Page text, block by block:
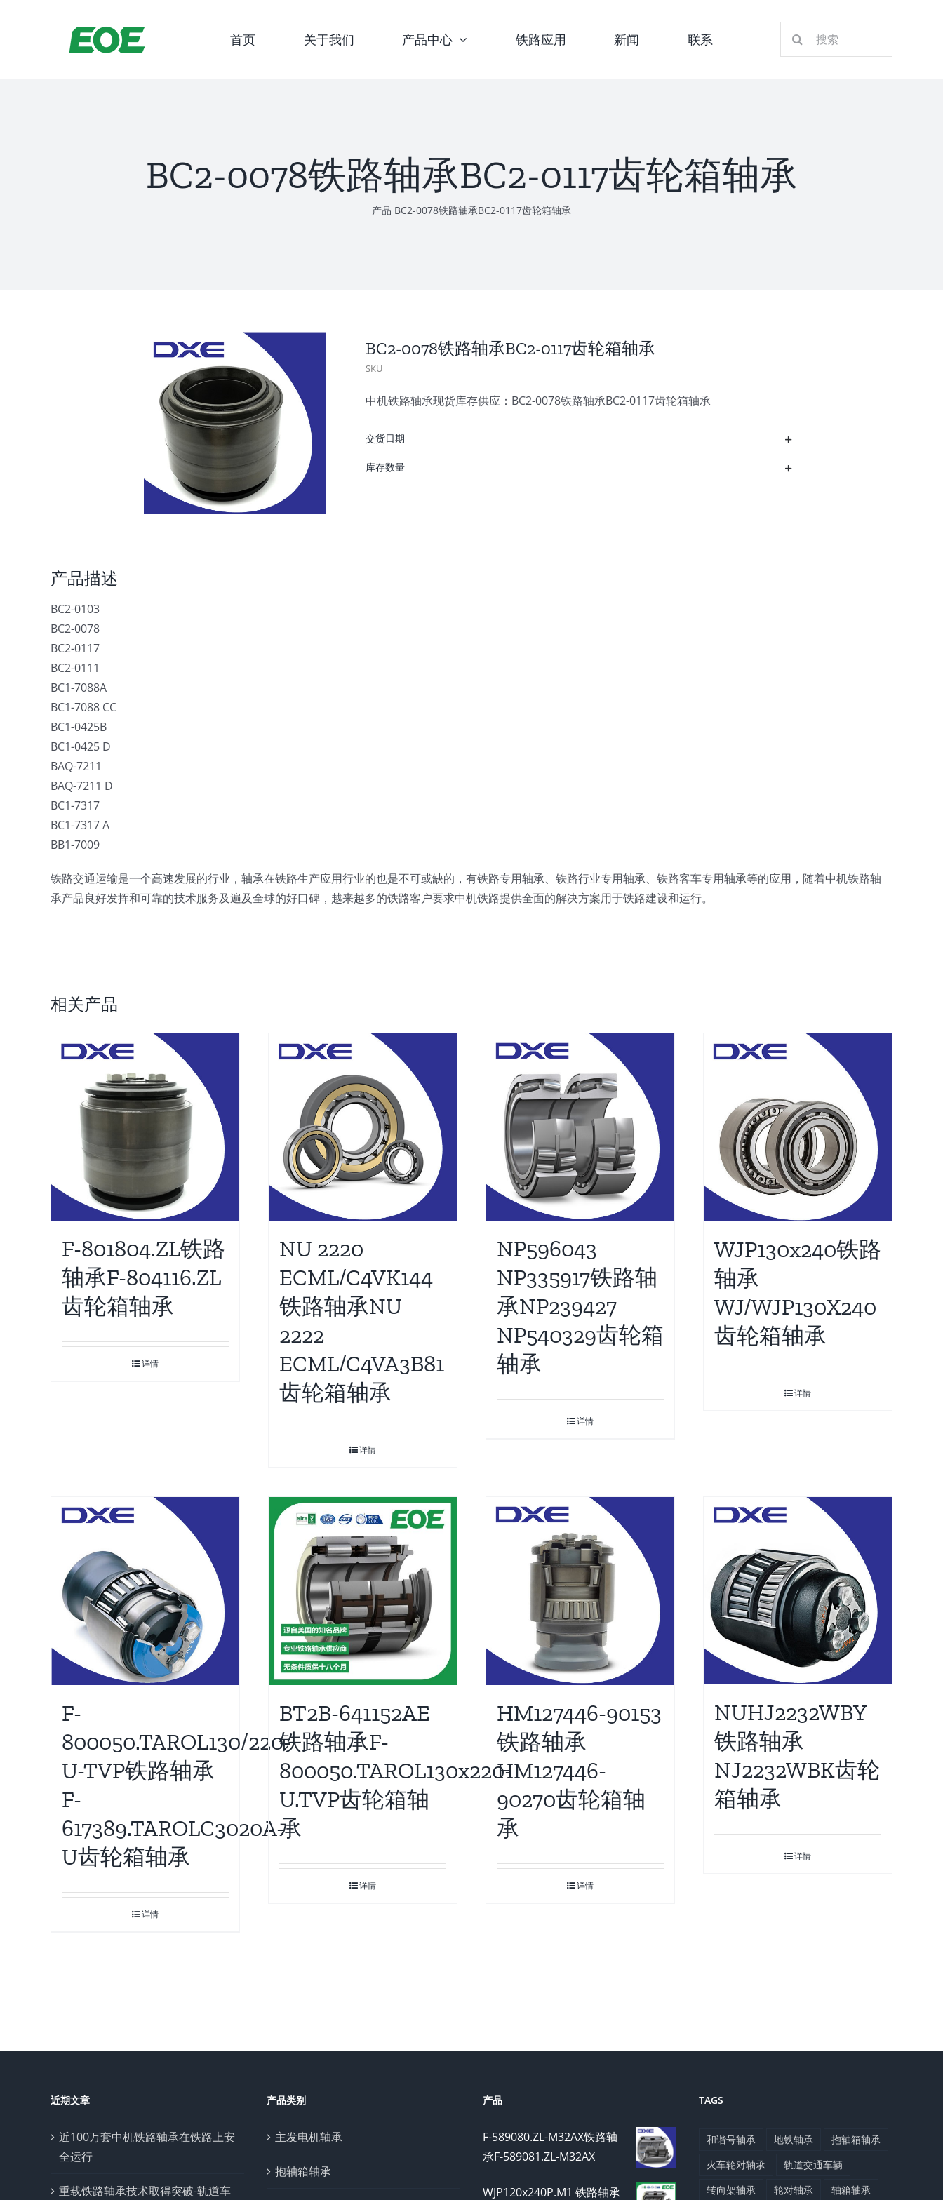
首页 关于我们 产品中心 铁路应用 新闻 联系
BC2-0078铁路轴承BC2-0117齿轮箱轴承
产品 BC2-0078铁路轴承BC2-0117齿轮箱轴承
BC2-0078铁路轴承BC2-0117齿轮箱轴承
SKU
中机铁路轴承现货库存供应：BC2-0078铁路轴承BC2-0117齿轮箱轴承
交货日期
库存数量
产品描述
BC2-0103
BC2-0078
BC2-0117
BC2-0111
BC1-7088A
BC1-7088 CC
BC1-0425B
BC1-0425 D
BAQ-7211
BAQ-7211 D
BC1-7317
BC1-7317 A
BB1-7009
铁路交通运输是一个高速发展的行业，轴承在铁路生产应用行业的也是不可或缺的，有铁路专用轴承、铁路行业专用轴承、铁路客车专用轴承等的应用，随着中机铁路轴
承产品良好发挥和可靠的技术服务及遍及全球的好口碑，越来越多的铁路客户要求中机铁路提供全面的解决方案用于铁路建设和运行。
相关产品
F-801804.ZL铁路
轴承F-804116.ZL
齿轮箱轴承
详情
NU 2220
ECML/C4VK144
铁路轴承NU
2222
ECML/C4VA3B81
齿轮箱轴承
详情
NP596043
NP335917铁路轴
承NP239427
NP540329齿轮箱
轴承
详情
WJP130x240铁路
轴承
WJ/WJP130X240
齿轮箱轴承
详情
F-
800050.TAROL130/220-
U-TVP铁路轴承
F-
617389.TAROLC3020A-
U齿轮箱轴承
详情
BT2B-641152AE
铁路轴承F-
800050.TAROL130x220-
U.TVP齿轮箱轴
承
详情
HM127446-90153
铁路轴承
HM127446-
90270齿轮箱轴
承
详情
NUHJ2232WBY
铁路轴承
NJ2232WBK齿轮
箱轴承
详情
近期文章
近100万套中机铁路轴承在铁路上安
全运行
重载铁路轴承技术取得突破-轨道车
产品类别
主发电机轴承
抱轴箱轴承
产品
F-589080.ZL-M32AX铁路轴
承F-589081.ZL-M32AX
WJP120x240P.M1 铁路轴承
TAGS
和谐号轴承 地铁轴承
抱轴箱轴承
火车轮对轴承
轨道交通车辆
转向架轴承
轮对轴承 轴箱轴承